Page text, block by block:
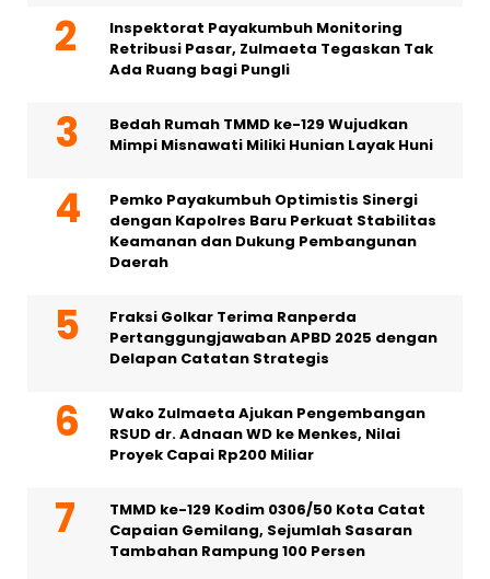
Inspektorat Payakumbuh Monitoring
Retribusi Pasar, Zulmaeta Tegaskan Tak
Ada Ruang bagi Pungli
Bedah Rumah TMMD ke-129 Wujudkan
Mimpi Misnawati Miliki Hunian Layak Huni
Pemko Payakumbuh Optimistis Sinergi
dengan Kapolres Baru Perkuat Stabilitas
Keamanan dan Dukung Pembangunan
Daerah
Fraksi Golkar Terima Ranperda
Pertanggungjawaban APBD 2025 dengan
Delapan Catatan Strategis
Wako Zulmaeta Ajukan Pengembangan
RSUD dr. Adnaan WD ke Menkes, Nilai
Proyek Capai Rp200 Miliar
TMMD ke-129 Kodim 0306/50 Kota Catat
Capaian Gemilang, Sejumlah Sasaran
Tambahan Rampung 100 Persen